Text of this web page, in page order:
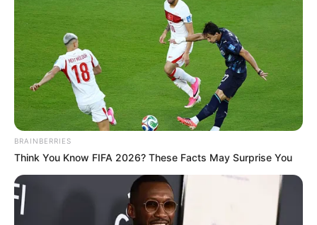
Confira o vídeo emocionante
Clique aqui para assistir direto no
Youtube
BRAINBERRIES
Think You Know FIFA 2026? These Facts May Surprise You